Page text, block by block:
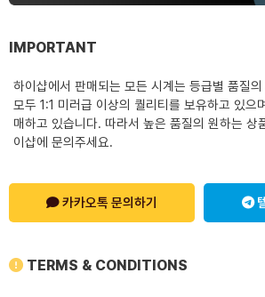
IMPORTANT
하이샵에서 판매되는 모든 시계는 등급별 품질
모두 1:1 미러급 이상의 퀄리티를 보유하고 있으
매하고 있습니다. 따라서 높은 품질의 원하는 상
이샵에 문의주세요.
카카오톡 문의하기
TERMS & CONDITIONS